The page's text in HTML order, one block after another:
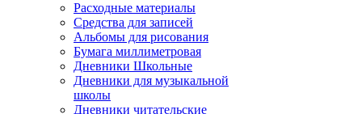
Расходные материалы
Средства для записей
Альбомы для рисования
Бумага миллиметровая
Дневники Школьные
Дневники для музыкальной
школы
Дневники читательские